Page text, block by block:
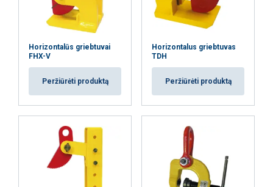
Horizontalūs griebtuvai
FHX-V
Peržiūrėti produktą
Horizontalus griebtuvas
TDH
Peržiūrėti produktą